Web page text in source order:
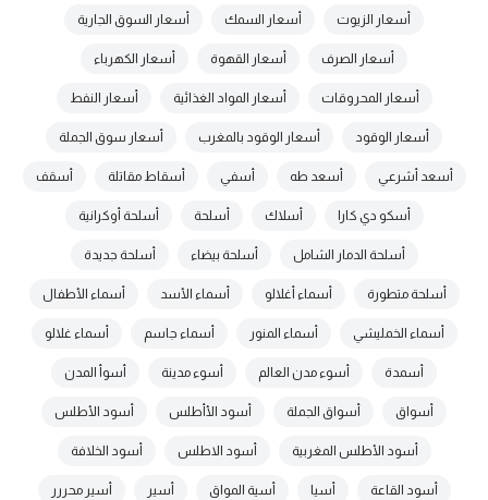
أسعار الزيوت أسعار السمك أسعار السوق الجارية
أسعار الصرف أسعار القهوة أسعار الكهرباء
أسعار المحروقات أسعار المواد الغذائية أسعار النفط
أسعار الوقود أسعار الوقود بالمغرب أسعار سوق الجملة
أسعد أشرعي أسعد طه أسفي أسقاط مقاتلة أسقف
أسكو دي كارا أسلاك أسلحة أسلحة أوكرانية
أسلحة الدمار الشامل أسلحة بيضاء أسلحة جديدة
أسلحة متطورة أسماء أغلالو أسماء الأسد أسماء الأطفال
أسماء الخمليشي أسماء المنور أسماء جاسم أسماء غلالو
أسمدة أسوء مدن العالم أسوء مدينة أسوأ المدن
أسواق أسواق الجملة أسود الأأطلس أسود الأطلس
أسود الأطلس المغربية أسود الاطلس أسود الخلافة
أسود القاعة أسيا أسية المواق أسير أسير محررر